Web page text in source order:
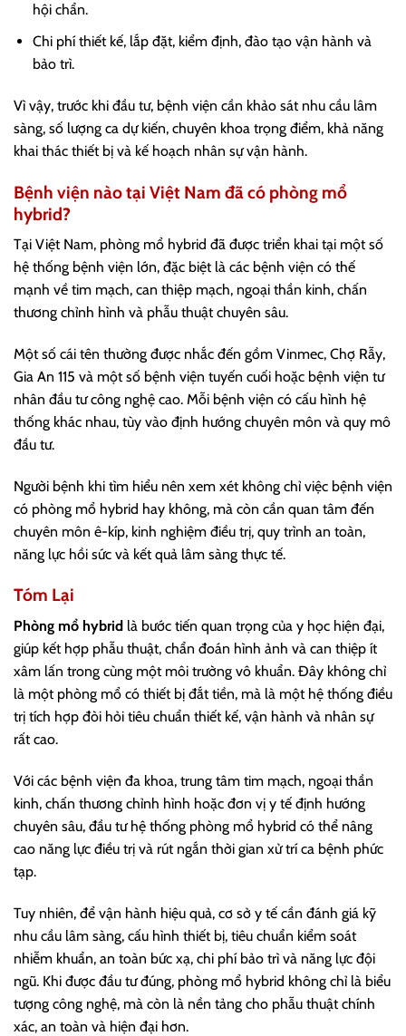
hội chẩn.
Chi phí thiết kế, lắp đặt, kiểm định, đào tạo vận hành và
bảo trì.
Vì vậy, trước khi đầu tư, bệnh viện cần khảo sát nhu cầu lâm
sàng, số lượng ca dự kiến, chuyên khoa trọng điểm, khả năng
khai thác thiết bị và kế hoạch nhân sự vận hành.
Bệnh viện nào tại Việt Nam đã có phòng mổ
hybrid?
Tại Việt Nam, phòng mổ hybrid đã được triển khai tại một số
hệ thống bệnh viện lớn, đặc biệt là các bệnh viện có thế
mạnh về tim mạch, can thiệp mạch, ngoại thần kinh, chấn
thương chỉnh hình và phẫu thuật chuyên sâu.
Một số cái tên thường được nhắc đến gồm Vinmec, Chợ Rẫy,
Gia An 115 và một số bệnh viện tuyến cuối hoặc bệnh viện tư
nhân đầu tư công nghệ cao. Mỗi bệnh viện có cấu hình hệ
thống khác nhau, tùy vào định hướng chuyên môn và quy mô
đầu tư.
Người bệnh khi tìm hiểu nên xem xét không chỉ việc bệnh viện
có phòng mổ hybrid hay không, mà còn cần quan tâm đến
chuyên môn ê-kíp, kinh nghiệm điều trị, quy trình an toàn,
năng lực hồi sức và kết quả lâm sàng thực tế.
Tóm Lại
Phòng mổ hybrid là bước tiến quan trọng của y học hiện đại,
giúp kết hợp phẫu thuật, chẩn đoán hình ảnh và can thiệp ít
xâm lấn trong cùng một môi trường vô khuẩn. Đây không chỉ
là một phòng mổ có thiết bị đắt tiền, mà là một hệ thống điều
trị tích hợp đòi hỏi tiêu chuẩn thiết kế, vận hành và nhân sự
rất cao.
Với các bệnh viện đa khoa, trung tâm tim mạch, ngoại thần
kinh, chấn thương chỉnh hình hoặc đơn vị y tế định hướng
chuyên sâu, đầu tư hệ thống phòng mổ hybrid có thể nâng
cao năng lực điều trị và rút ngắn thời gian xử trí ca bệnh phức
tạp.
Tuy nhiên, để vận hành hiệu quả, cơ sở y tế cần đánh giá kỹ
nhu cầu lâm sàng, cấu hình thiết bị, tiêu chuẩn kiểm soát
nhiễm khuẩn, an toàn bức xạ, chi phí bảo trì và năng lực đội
ngũ. Khi được đầu tư đúng, phòng mổ hybrid không chỉ là biểu
tượng công nghệ, mà còn là nền tảng cho phẫu thuật chính
xác, an toàn và hiện đại hơn.